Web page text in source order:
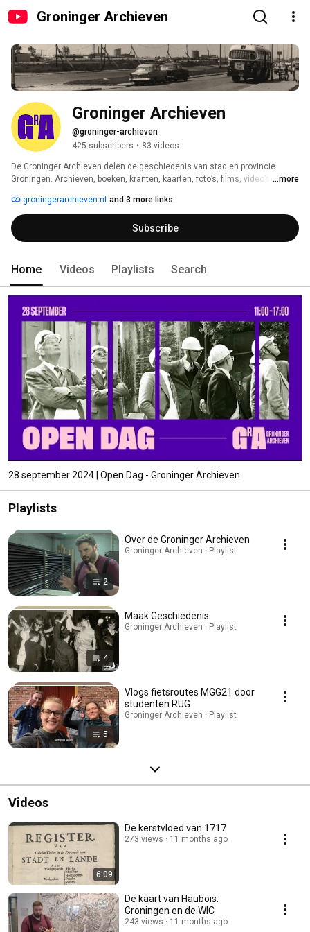
Groninger Archieven
Groninger Archieven
@groninger-archieven
425 subscribers • 83 videos
De Groninger Archieven delen de geschiedenis van stad en provincie
Groningen. Archieven, boeken, kranten, kaarten, foto’s, films, video’s en
tot nu.
...more
groningerarchieven.nl and 3 more links
Subscribe
Home Videos Playlists Search
28 september 2024 | Open Dag - Groninger Archieven
Playlists
2
Over de Groninger Archieven
Groninger Archieven · Playlist
4
Maak Geschiedenis
Groninger Archieven · Playlist
5
Vlogs fietsroutes MGG21 door
studenten RUG
Groninger Archieven · Playlist
Videos
6:09
De kerstvloed van 1717
273 views 11 months ago
De kaart van Haubois:
Groningen en de WIC
243 views 11 months ago